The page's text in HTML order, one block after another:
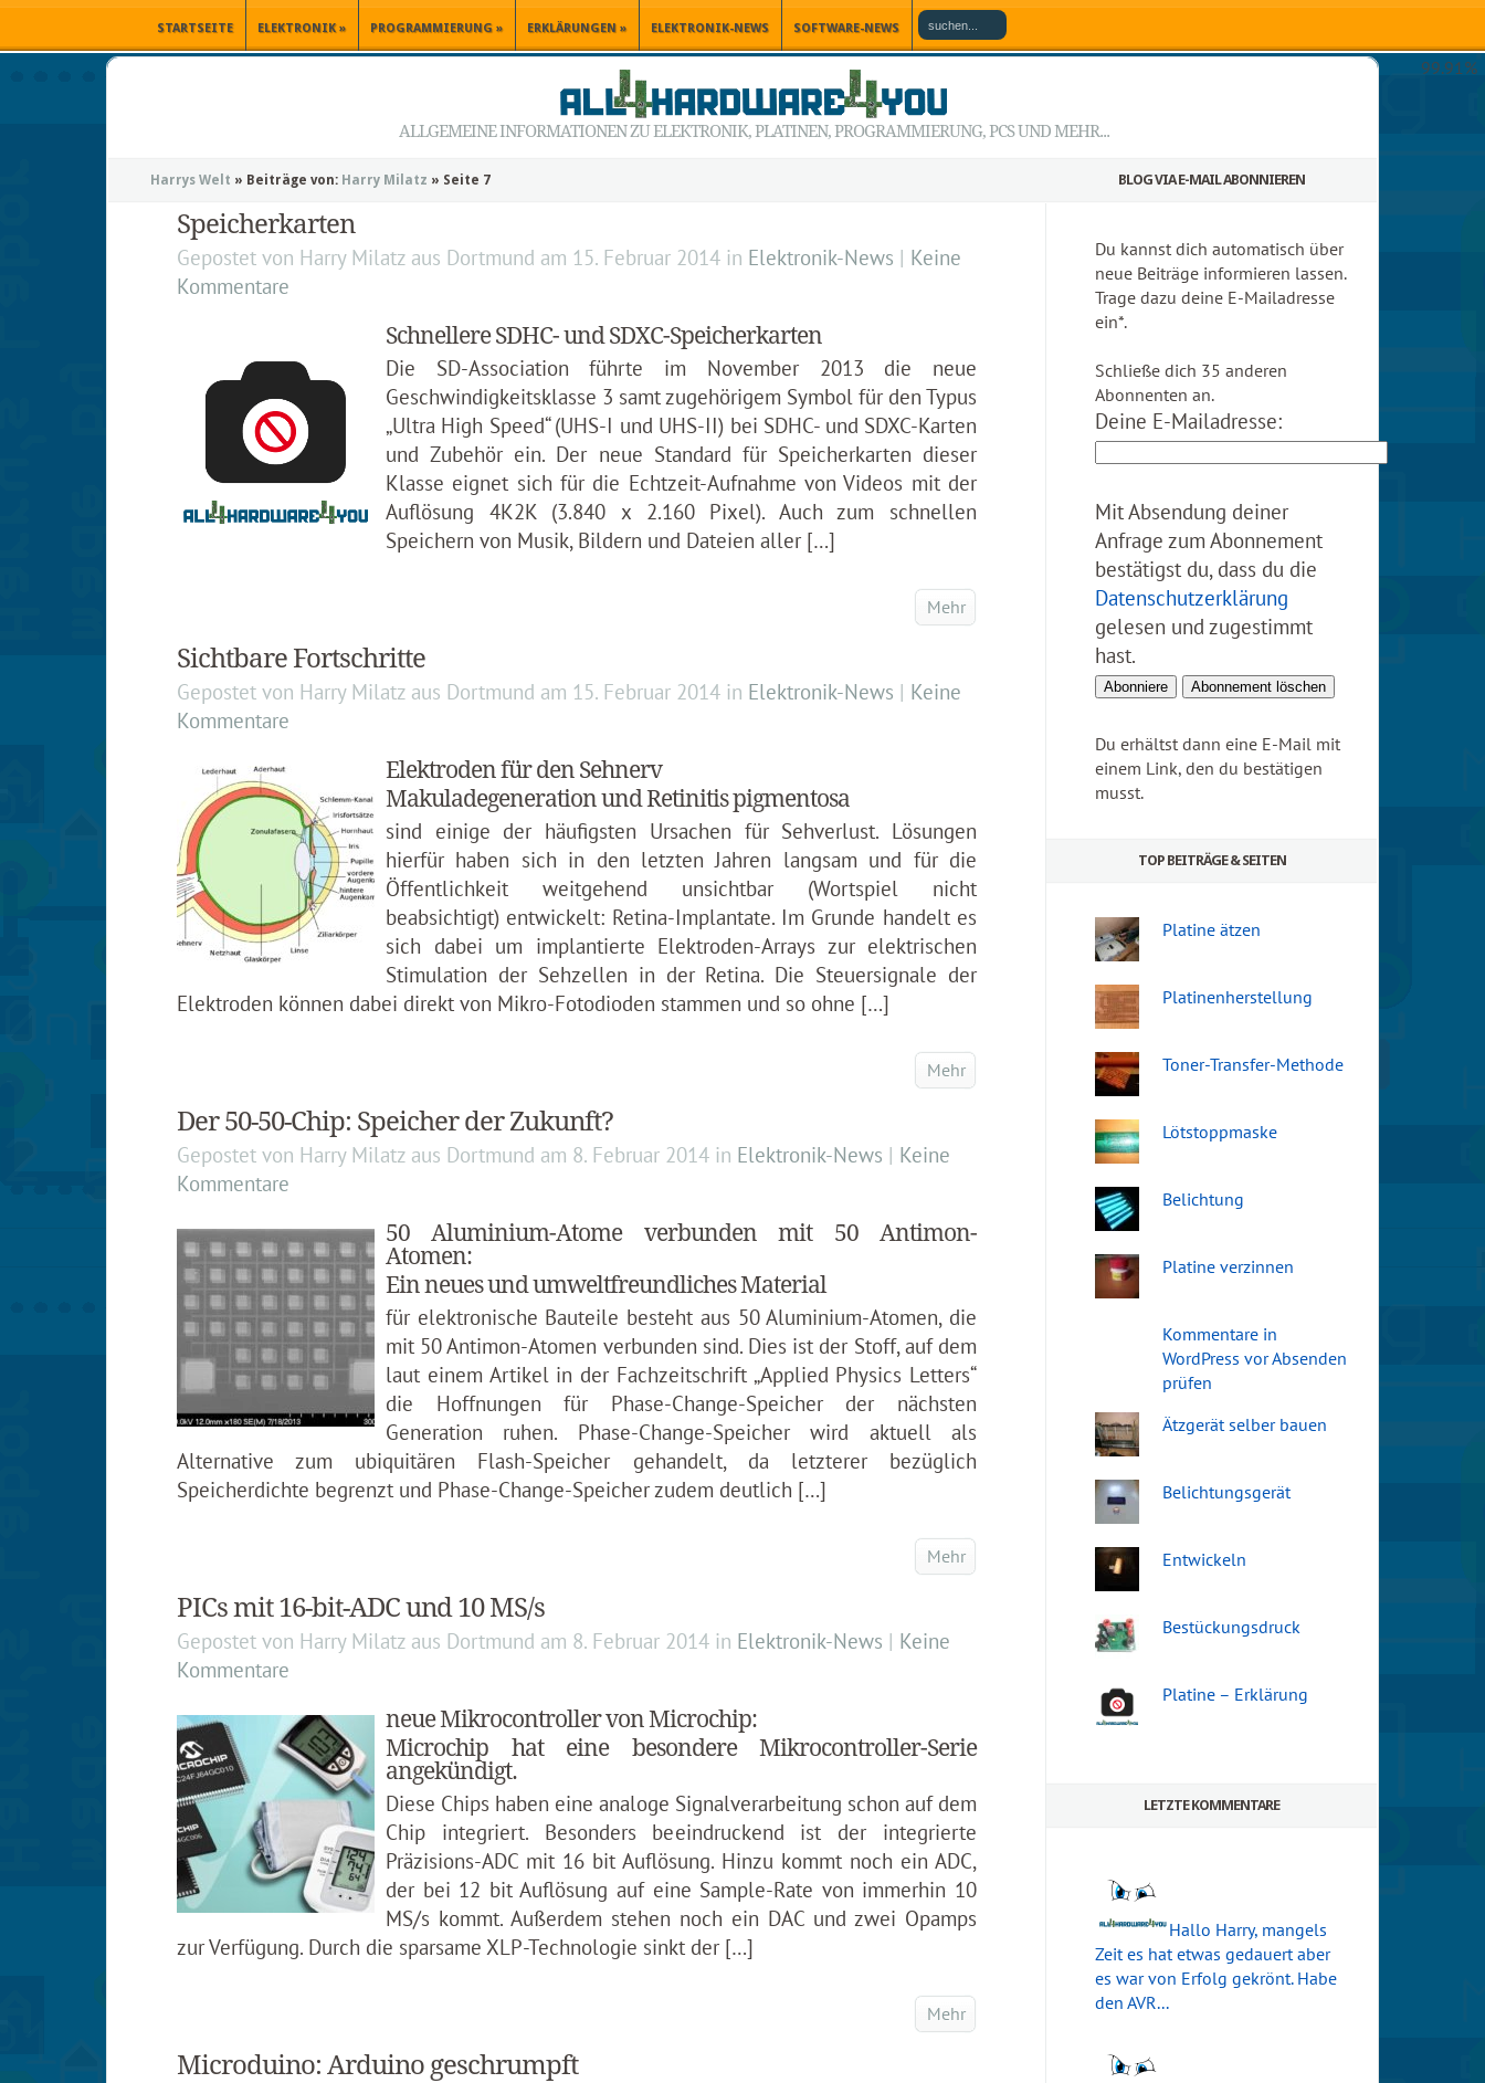
STARTSEITE ELEKTRONIK» PROGRAMMIERUNG » ERKLÄRUNGEN » ELEKTRONIK-NEWS SOFTWARE-NEWS
99.91%
ALLGEMEINE INFORMATIONEN ZU ELEKTRONIK, PLATINEN, PROGRAMMIERUNG, PCS UND MEHR...
Harrys Welt » Beiträge von: Harry Milatz » Seite 7
Speicherkarten
Gepostet von Harry Milatz aus Dortmund am 15. Februar 2014 in Elektronik-News | Keine
Kommentare
Schnellere SDHC- und SDXC-Speicherkarten
Die SD-Association führte im November 2013 die neue
Geschwindigkeitsklasse 3 samt zugehörigem Symbol für den Typus
„Ultra High Speed“ (UHS-I und UHS-II) bei SDHC- und SDXC-Karten
und Zubehör ein. Der neue Standard für Speicherkarten dieser
Klasse eignet sich für die Echtzeit-Aufnahme von Videos mit der
Auflösung 4K2K (3.840 x 2.160 Pixel). Auch zum schnellen
Speichern von Musik, Bildern und Dateien aller […]
Mehr
Sichtbare Fortschritte
Gepostet von Harry Milatz aus Dortmund am 15. Februar 2014 in Elektronik-News | Keine
Kommentare
Elektroden für den Sehnerv
Makuladegeneration und Retinitis pigmentosa
sind einige der häufigsten Ursachen für Sehverlust. Lösungen
hierfür haben sich in den letzten Jahren langsam und für die
Öffentlichkeit weitgehend unsichtbar (Wortspiel nicht
beabsichtigt) entwickelt: Retina-Implantate. Im Grunde handelt es
sich dabei um implantierte Elektroden-Arrays zur elektrischen
Stimulation der Sehzellen in der Retina. Die Steuersignale der
Elektroden können dabei direkt von Mikro-Fotodioden stammen und so ohne […]
Mehr
Der 50-50-Chip: Speicher der Zukunft?
Gepostet von Harry Milatz aus Dortmund am 8. Februar 2014 in Elektronik-News | Keine
Kommentare
50 Aluminium-Atome verbunden mit 50 Antimon-
Atomen:
Ein neues und umweltfreundliches Material
für elektronische Bauteile besteht aus 50 Aluminium-Atomen, die
mit 50 Antimon-Atomen verbunden sind. Dies ist der Stoff, auf dem
laut einem Artikel in der Fachzeitschrift „Applied Physics Letters“
die Hoffnungen für Phase-Change-Speicher der nächsten
Generation ruhen. Phase-Change-Speicher wird aktuell als
Alternative zum ubiquitären Flash-Speicher gehandelt, da letzterer bezüglich
Speicherdichte begrenzt und Phase-Change-Speicher zudem deutlich […]
Mehr
PICs mit 16-bit-ADC und 10 MS/s
Gepostet von Harry Milatz aus Dortmund am 8. Februar 2014 in Elektronik-News | Keine
Kommentare
neue Mikrocontroller von Microchip:
Microchip hat eine besondere Mikrocontroller-Serie
angekündigt.
Diese Chips haben eine analoge Signalverarbeitung schon auf dem
Chip integriert. Besonders beeindruckend ist der integrierte
Präzisions-ADC mit 16 bit Auflösung. Hinzu kommt noch ein ADC,
der bei 12 bit Auflösung auf eine Sample-Rate von immerhin 10
MS/s kommt. Außerdem stehen noch ein DAC und zwei Opamps
zur Verfügung. Durch die sparsame XLP-Technologie sinkt der […]
Mehr
Microduino: Arduino geschrumpft
BLOG VIA E-MAIL ABONNIEREN
Du kannst dich automatisch über
neue Beiträge informieren lassen.
Trage dazu deine E-Mailadresse
ein*.
Schließe dich 35 anderen
Abonnenten an.
Deine E-Mailadresse:
Mit Absendung deiner
Anfrage zum Abonnement
bestätigst du, dass du die
Datenschutzerklärung
gelesen und zugestimmt
hast.
Du erhältst dann eine E-Mail mit
einem Link, den du bestätigen
musst.
TOP BEITRÄGE & SEITEN
Platine ätzen
Platinenherstellung
Toner-Transfer-Methode
Lötstoppmaske
Belichtung
Platine verzinnen
Kommentare in
WordPress vor Absenden
prüfen
Ätzgerät selber bauen
Belichtungsgerät
Entwickeln
Bestückungsdruck
Platine – Erklärung
LETZTE KOMMENTARE
Hallo Harry, mangels
Zeit es hat etwas gedauert aber
es war von Erfolg gekrönt. Habe
den AVR...